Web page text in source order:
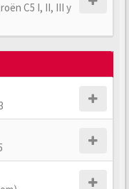
C5 I, II, III y